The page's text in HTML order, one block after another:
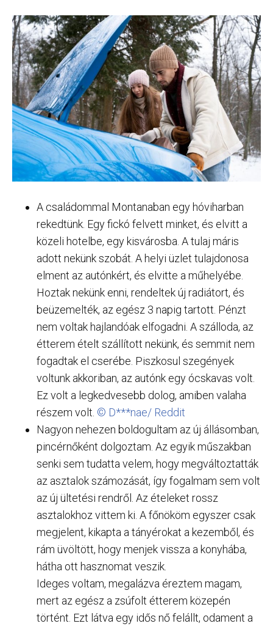
A családommal Montanaban egy hóviharban
rekedtünk. Egy fickó felvett minket, és elvitt a
közeli hotelbe, egy kisvárosba. A tulaj máris
adott nekünk szobát. A helyi üzlet tulajdonosa
elment az autónkért, és elvitte a műhelyébe.
Hoztak nekünk enni, rendeltek új radiátort, és
beüzemelték, az egész 3 napig tartott. Pénzt
nem voltak hajlandóak elfogadni. A szálloda, az
étterem ételt szállított nekünk, és semmit nem
fogadtak el cserébe. Piszkosul szegények
voltunk akkoriban, az autónk egy ócskavas volt.
Ez volt a legkedvesebb dolog, amiben valaha
részem volt. © D***nae/ Reddit
Nagyon nehezen boldogultam az új állásomban,
pincérnőként dolgoztam. Az egyik műszakban
senki sem tudatta velem, hogy megváltoztatták
az asztalok számozását, így fogalmam sem volt
az új ültetési rendről. Az ételeket rossz
asztalokhoz vittem ki. A főnököm egyszer csak
megjelent, kikapta a tányérokat a kezemből, és
rám üvöltött, hogy menjek vissza a konyhába,
hátha ott hasznomat veszik.
Ideges voltam, megalázva éreztem magam,
mert az egész a zsúfolt étterem közepén
történt. Ezt látva egy idős nő felállt, odament a